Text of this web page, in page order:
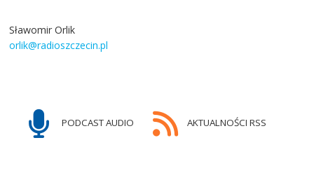
Sławomir Orlik
orlik@radioszczecin.pl
PODCAST AUDIO AKTUALNOŚCI RSS